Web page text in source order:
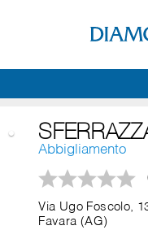
Abbigliamento
Via Ugo Foscolo,
Favara (AG)